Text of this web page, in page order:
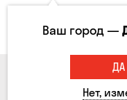
Все товары Пиво
Ваш город —
ДА
Нет,